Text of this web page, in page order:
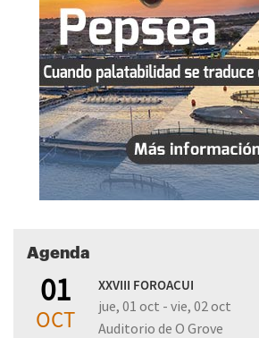
Agenda
01
OCT
XXVIII FOROACUI
jue, 01 oct - vie, 02 oct
Auditorio de O Grove